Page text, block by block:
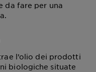
da fare per una
l’olio dei prodotti
biologiche situate